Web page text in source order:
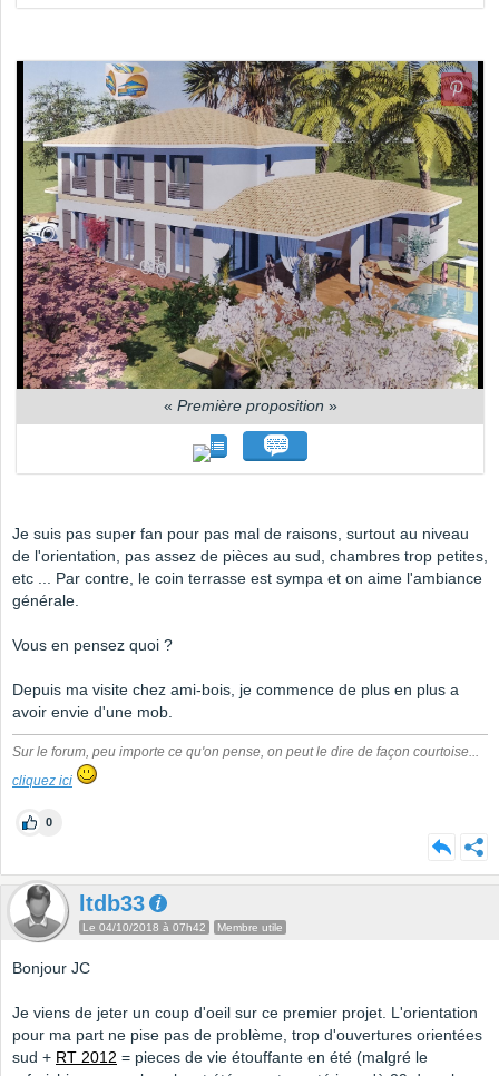
« Première proposition »
Je suis pas super fan pour pas mal de raisons, surtout au niveau
de l'orientation, pas assez de pièces au sud, chambres trop petites,
etc ... Par contre, le coin terrasse est sympa et on aime l'ambiance
générale.
Vous en pensez quoi ?
Depuis ma visite chez ami-bois, je commence de plus en plus a
avoir envie d'une mob.
Sur le forum, peu importe ce qu'on pense, on peut le dire de façon courtoise...
cliquez ici
0
ltdb33
Le 04/10/2018 à 07h42 Membre utile
Bonjour JC
Je viens de jeter un coup d'oeil sur ce premier projet. L'orientation
pour ma part ne pise pas de problème, trop d'ouvertures orientées
sud + RT 2012 = pieces de vie étouffante en été (malgré le